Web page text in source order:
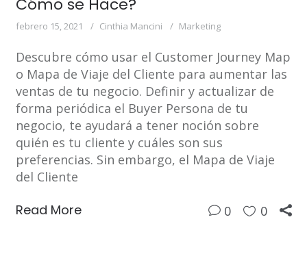
Cómo se Hace?
febrero 15, 2021 Cinthia Mancini Marketing
Descubre cómo usar el Customer Journey Map
o Mapa de Viaje del Cliente para aumentar las
ventas de tu negocio. Definir y actualizar de
forma periódica el Buyer Persona de tu
negocio, te ayudará a tener noción sobre
quién es tu cliente y cuáles son sus
preferencias. Sin embargo, el Mapa de Viaje
del Cliente
Read More 0 0